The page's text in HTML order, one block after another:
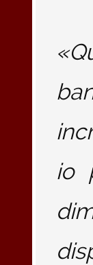
io